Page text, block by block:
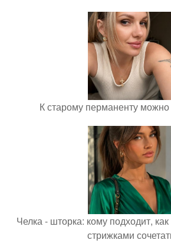
К старому перманенту
Челка - шторка: кому подходит,
стрижками